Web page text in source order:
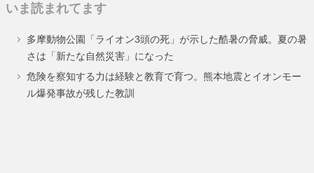
ー
ジ
ー
ジ
いま読まれてます
多摩動物公園「ライオン3頭の死」が示した酷暑の脅威。夏の暑
さは「新たな自然災害」になった
危険を察知する力は経験と教育で育つ。熊本地震とイオンモー
ル爆発事故が残した教訓